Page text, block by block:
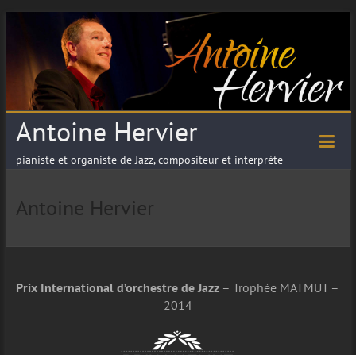
Antoine Hervier
pianiste et organiste de Jazz, compositeur et interprète
Antoine Hervier
Prix International d’orchestre de Jazz – Trophée MATMUT –
2014